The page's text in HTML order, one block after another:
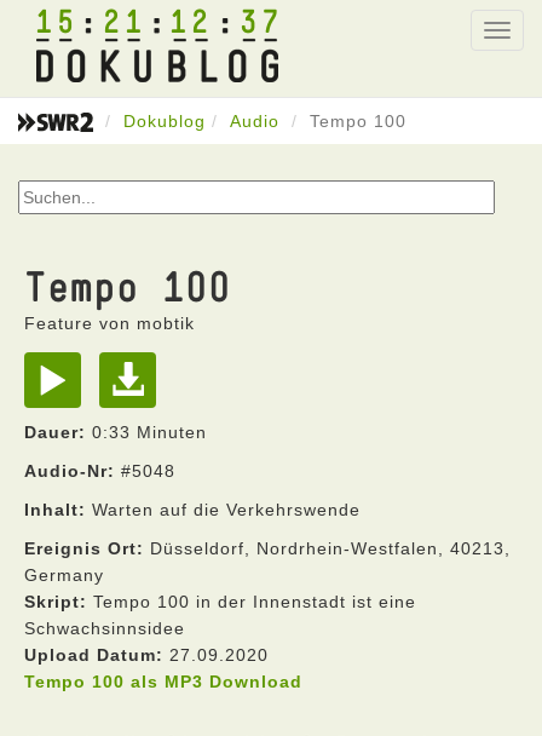
15 21 12 37
Dokublog Audio Tempo 100
Tempo 100
Feature von mobtik
Dauer: 0:33 Minuten
Audio-Nr: #5048
Inhalt: Warten auf die Verkehrswende
Ereignis Ort: Düsseldorf, Nordrhein-Westfalen, 40213,
Germany
Skript: Tempo 100 in der Innenstadt ist eine
Schwachsinnsidee
Upload Datum: 27.09.2020
Tempo 100 als MP3 Download